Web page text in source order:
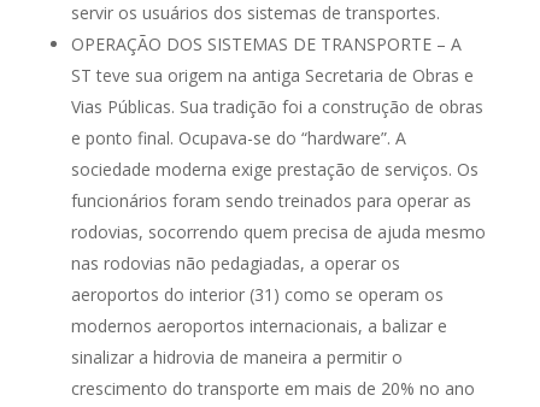
servir os usuários dos sistemas de transportes.
OPERAÇÃO DOS SISTEMAS DE TRANSPORTE – A
ST teve sua origem na antiga Secretaria de Obras e
Vias Públicas. Sua tradição foi a construção de obras
e ponto final. Ocupava-se do “hardware”. A
sociedade moderna exige prestação de serviços. Os
funcionários foram sendo treinados para operar as
rodovias, socorrendo quem precisa de ajuda mesmo
nas rodovias não pedagiadas, a operar os
aeroportos do interior (31) como se operam os
modernos aeroportos internacionais, a balizar e
sinalizar a hidrovia de maneira a permitir o
crescimento do transporte em mais de 20% no ano